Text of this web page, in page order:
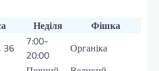
Неділя
Фішка
36
7:00-
20:00
Органіка